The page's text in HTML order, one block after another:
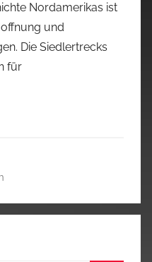
Nordamerikas ist
und
Die Siedlertrecks
für